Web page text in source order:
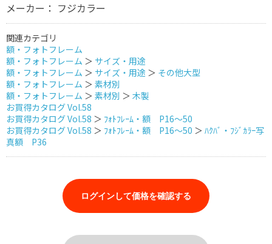
メーカー： フジカラー
関連カテゴリ
額・フォトフレーム
額・フォトフレーム ＞ サイズ・用途
額・フォトフレーム ＞ サイズ・用途 ＞ その他大型
額・フォトフレーム ＞ 素材別
額・フォトフレーム ＞ 素材別 ＞ 木製
お買得カタログ Vol.58
お買得カタログ Vol.58 ＞ ﾌｫﾄﾌﾚｰﾑ・額 P16～50
お買得カタログ Vol.58 ＞ ﾌｫﾄﾌﾚｰﾑ・額 P16～50 ＞ ﾊｸﾊﾞ・ﾌｼﾞｶﾗｰ写
真額 P36
ログインして価格を確認する